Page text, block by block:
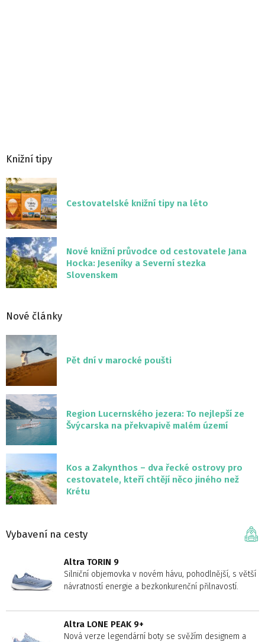
Knižní tipy
Cestovatelské knižní tipy na léto
Nové knižní průvodce od cestovatele Jana
Hocka: Jeseníky a Severní stezka
Slovenskem
Nové články
Pět dní v marocké poušti
Region Lucernského jezera: To nejlepší ze
Švýcarska na překvapivě malém území
Kos a Zakynthos – dva řecké ostrovy pro
cestovatele, kteří chtějí něco jiného než
Krétu
Vybavení na cesty
Altra TORIN 9
Silniční objemovka v novém hávu, pohodlnější, s větší
návratností energie a bezkonkurenční přilnavostí.
Altra LONE PEAK 9+
Nová verze legendární boty se svěžím designem a